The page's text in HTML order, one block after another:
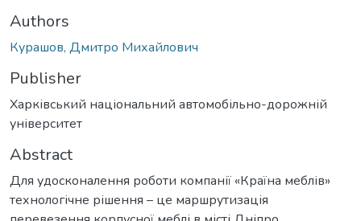
Authors
Курашов, Дмитро Михайлович
Publisher
Харківський національний автомобільно-дорожній
університет
Abstract
Для удосконалення роботи компанії «Країна меблів»
технологічне рішення – це маршрутизація